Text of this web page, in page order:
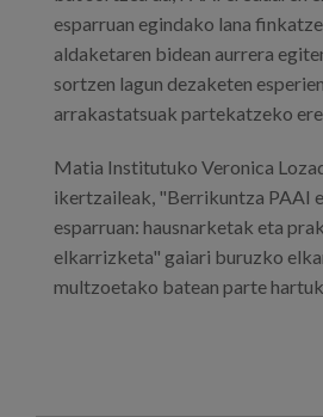
esparruan egindako lana
aldaketaren bidean aurrera
sortzen lagun dezaketen
arrakastatsuak partekatzeko ere.
Matia Institutuko Veronica
ikertzaileak, "Berrikuntza PAAI
esparruan: hausnarketak eta
elkarrizketa" gaiari buruzko
multzoetako batean parte